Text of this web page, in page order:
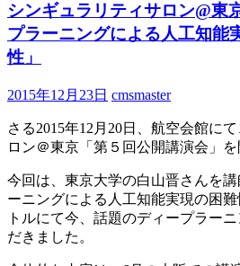
シンギュラリティサロン@東
プラーニングによる人工知能
性」
2015年12月23日 cmsmaster
さる2015年12月20日、航空会館に
ロン＠東京「第５回公開講演会」を
今回は、東京大学の白山晋さんを
ーニングによる人工知能実現の困
トルにて今、話題のディープラー
だきました。